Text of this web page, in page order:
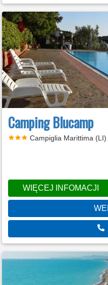
Camping Blucamp
Campiglia Marittima (LI)
WIĘCEJ INFOMACJI